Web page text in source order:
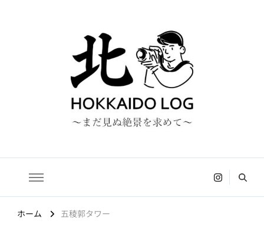
ホーム 五稜郭タワー